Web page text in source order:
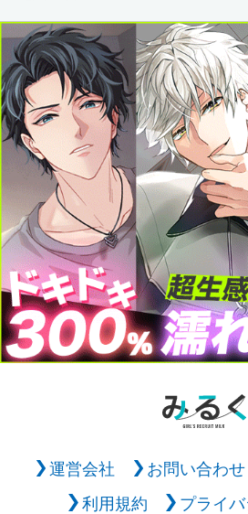
運営会社 お問い合わせ
利用規約
プライ